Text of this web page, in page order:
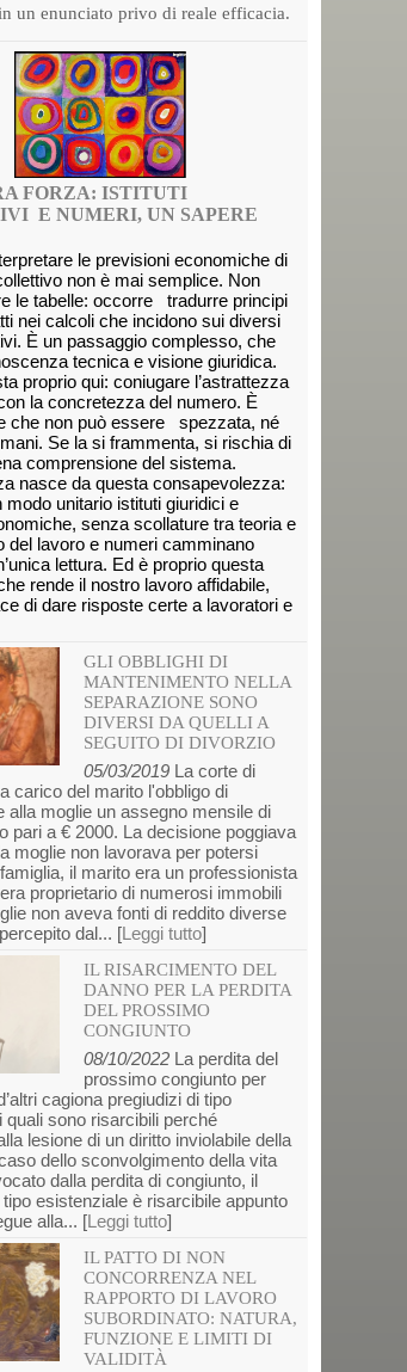
un enunciato privo di reale efficacia.
FORZA: ISTITUTI
E NUMERI, UN SAPERE
le previsioni economiche di
non è mai semplice. Non
le tabelle: occorre tradurre principi
nei calcoli che incidono sui diversi
È un passaggio complesso, che
tecnica e visione giuridica.
proprio qui: coniugare l’astrattezza
la concretezza del numero. È
che non può essere spezzata, né
Se la si frammenta, si rischia di
comprensione del sistema.
nasce da questa consapevolezza:
modo unitario istituti giuridici e
senza scollature tra teoria e
del lavoro e numeri camminano
lettura. Ed è proprio questa
rende il nostro lavoro affidabile,
di dare risposte certe a lavoratori e
GLI OBBLIGHI DI
MANTENIMENTO NELLA
SEPARAZIONE SONO
DIVERSI DA QUELLI A
SEGUITO DI DIVORZIO
05/03/2019La corte di
carico del marito l'obbligo di
alla moglie un assegno mensile di
pari a € 2000. La decisione poggiava
moglie non lavorava per potersi
il marito era un professionista
proprietario di numerosi immobili
non aveva fonti di reddito diverse
dal... [Leggi tutto]
IL RISARCIMENTO DEL
DANNO PER LA PERDITA
DEL PROSSIMO
CONGIUNTO
08/10/2022La perdita del
prossimo congiunto per
cagiona pregiudizi di tipo
quali sono risarcibili perché
lesione di un diritto inviolabile della
dello sconvolgimento della vita
dalla perdita di congiunto, il
esistenziale è risarcibile appunto
alla... [Leggi tutto]
IL PATTO DI NON
CONCORRENZA NEL
RAPPORTO DI LAVORO
SUBORDINATO: NATURA,
FUNZIONE E LIMITI DI
VALIDITÀ